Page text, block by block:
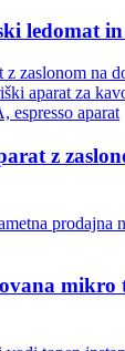
ledomat
z
mikro